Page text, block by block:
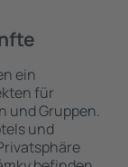
ein
für
und Gruppen.
und